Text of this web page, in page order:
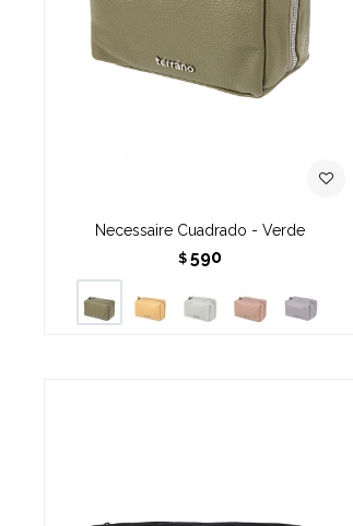
Necessaire Cuadrado - Verde
$ 590